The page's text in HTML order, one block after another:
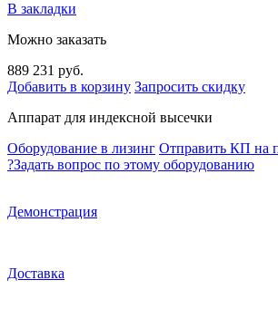
В закладки
Можно заказать
889 231 руб.
Добавить в корзину Запросить скидку
Аппарат для индексной высечки
Оборудование в лизинг Отправить КП на
?Задать вопрос по этому оборудованию
Демонстрация
Доставка